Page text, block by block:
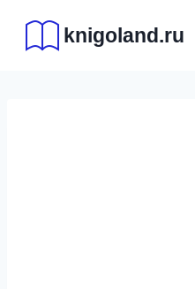
содержимому
knigoland.ru